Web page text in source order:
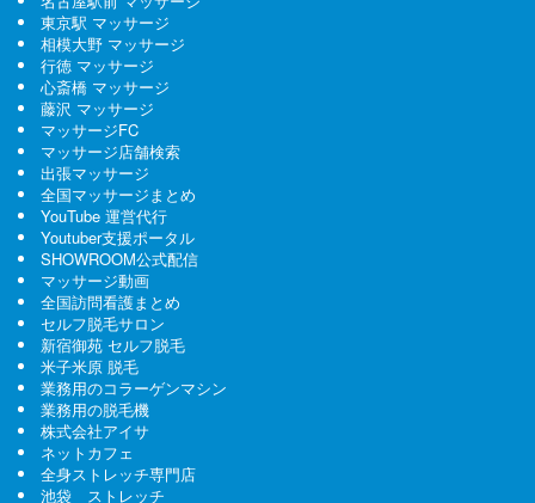
東京駅 マッサージ
相模大野 マッサージ
行徳 マッサージ
心斎橋 マッサージ
藤沢 マッサージ
マッサージFC
マッサージ店舗検索
出張マッサージ
全国マッサージまとめ
YouTube 運営代行
Youtuber支援ポータル
SHOWROOM公式配信
マッサージ動画
全国訪問看護まとめ
セルフ脱毛サロン
新宿御苑 セルフ脱毛
米子米原 脱毛
業務用のコラーゲンマシン
業務用の脱毛機
株式会社アイサ
ネットカフェ
全身ストレッチ専門店
池袋 ストレッチ